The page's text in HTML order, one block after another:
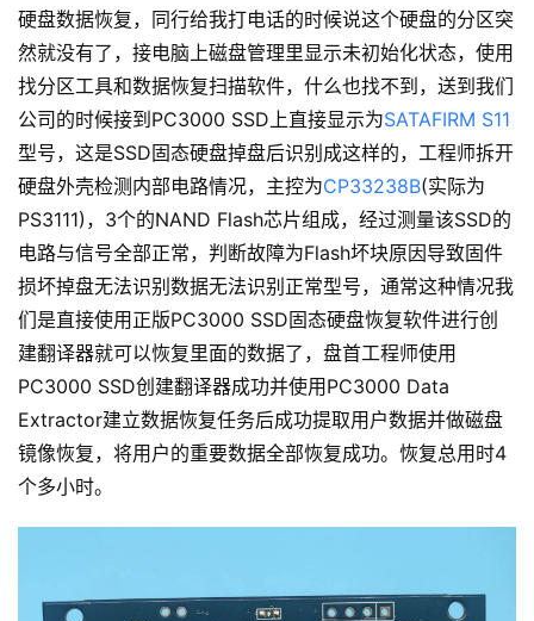
硬盘数据恢复，同行给我打电话的时候说这个硬盘的分区突
然就没有了，接电脑上磁盘管理里显示未初始化状态，使用
找分区工具和数据恢复扫描软件，什么也找不到，送到我们
公司的时候接到PC3000 SSD上直接显示为SATAFIRM S11
型号，这是SSD固态硬盘掉盘后识别成这样的，工程师拆开
硬盘外壳检测内部电路情况，主控为CP33238B(实际为
PS3111)，3个的NAND Flash芯片组成，经过测量该SSD的
电路与信号全部正常，判断故障为Flash坏块原因导致固件
损坏掉盘无法识别数据无法识别正常型号，通常这种情况我
们是直接使用正版PC3000 SSD固态硬盘恢复软件进行创
建翻译器就可以恢复里面的数据了，盘首工程师使用
PC3000 SSD创建翻译器成功并使用PC3000 Data
Extractor建立数据恢复任务后成功提取用户数据并做磁盘
镜像恢复，将用户的重要数据全部恢复成功。恢复总用时4
个多小时。